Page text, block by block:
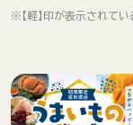
※【軽】印が表示されてい